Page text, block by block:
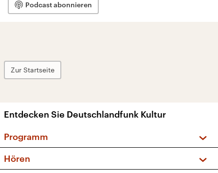
Podcast abonnieren
Zur Startseite
Entdecken Sie Deutschlandfunk Kultur
Programm
Sendungen und Podcasts
Hören